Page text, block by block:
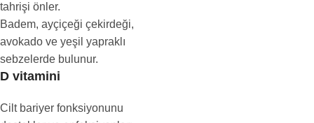
tahrişi önler.
Badem, ayçiçeği çekirdeği,
avokado ve yeşil yapraklı
sebzelerde bulunur.
D vitamini
Cilt bariyer fonksiyonunu